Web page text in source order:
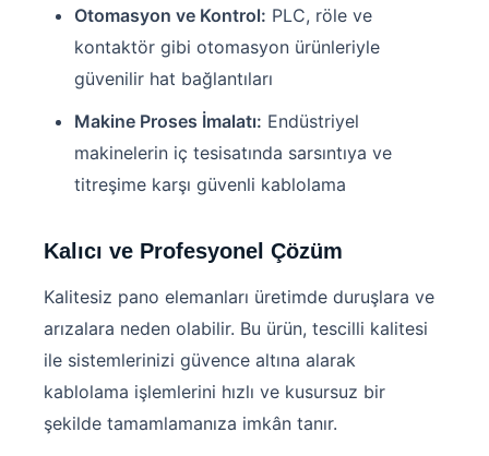
Otomasyon ve Kontrol: PLC, röle ve
kontaktör gibi otomasyon ürünleriyle
güvenilir hat bağlantıları
Makine Proses İmalatı: Endüstriyel
makinelerin iç tesisatında sarsıntıya ve
titreşime karşı güvenli kablolama
Kalıcı ve Profesyonel Çözüm
Kalitesiz pano elemanları üretimde duruşlara ve
arızalara neden olabilir. Bu ürün, tescilli kalitesi
ile sistemlerinizi güvence altına alarak
kablolama işlemlerini hızlı ve kusursuz bir
şekilde tamamlamanıza imkân tanır.